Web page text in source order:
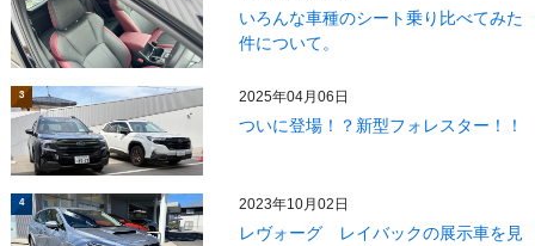
いろんな車種のシート乗り比べてみた
件について。
3 2025年04月06日
ついに登場！？新型フォレスター！！
4 2023年10月02日
レヴォーグ レイバックの展示車を見